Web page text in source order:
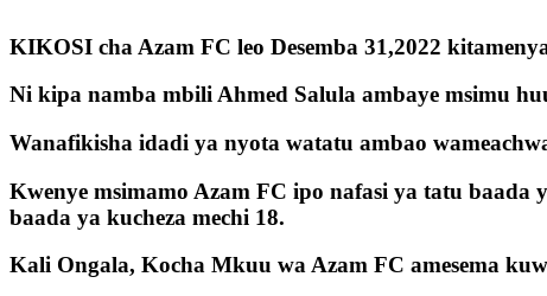
KIKOSI cha Azam FC leo Desemba 31,2022
Ni kipa namba mbili Ahmed Salula ambaye msimu
Wanafikisha idadi ya nyota watatu ambao
Kwenye msimamo Azam FC ipo nafasi ya tatu
baada ya kucheza mechi 18.
Kali Ongala, Kocha Mkuu wa Azam FC amesema